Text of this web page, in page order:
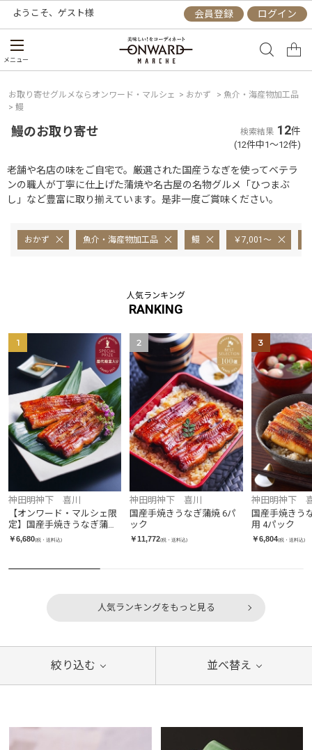
ようこそ、 ゲスト様 会員登録 ログイン
メニュー
お取り寄せグルメならオンワード・マルシェ > おかず > 魚介・海産物加工品
> 鰻
鰻のお取り寄せ 検索結果 12件
(12件中1～12件)
老舗や名店の味をご自宅で。厳選された国産うなぎを使ってベテラ
ンの職人が丁寧に仕上げた蒲焼や名古屋の名物グルメ「ひつまぶ
し」など豊富に取り揃えています。是非一度ご賞味ください。
おかず 魚介・海産物加工品 鰻 ￥7,001～
人気ランキング
RANKING
1
神田明神下 喜川
【オンワード・マルシェ限
定】国産手焼きうなぎ蒲焼
お徳用セット 2パック
￥6,680(税・送料込)
2
神田明神下 喜川
国産手焼きうなぎ蒲焼 6パ
ック
￥11,772(税・送料込)
3
神田明神下
国産手焼きう
用 4パック
￥6,804(税・送料込)
人気ランキングをもっと見る
絞り込む 並べ替え